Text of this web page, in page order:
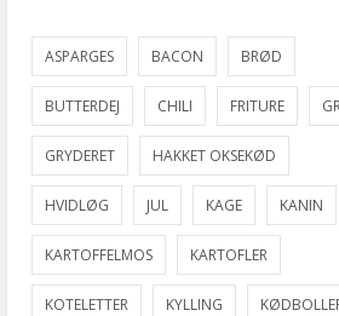
ASPARGES BACON BRØD
BUTTERDEJ CHILI FRITURE
GRYDERET HAKKET OKSEKØD
HVIDLØG JUL KAGE KANIN
KARTOFFELMOS KARTOFLER
KOTELETTER KYLLING